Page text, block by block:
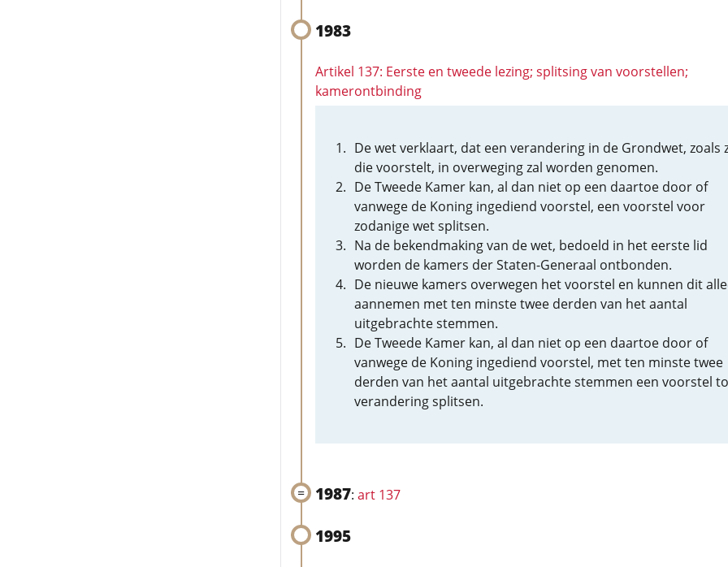
1983
Artikel 137: Eerste en tweede lezing; splitsing van voorstellen;
kamerontbinding
De wet verklaart, dat een verandering in de Grondwet, zoals
die voorstelt, in overweging zal worden genomen.
De Tweede Kamer kan, al dan niet op een daartoe door of
vanwege de Koning ingediend voorstel, een voorstel voor
zodanige wet splitsen.
Na de bekendmaking van de wet, bedoeld in het eerste lid
worden de kamers der Staten-Generaal ontbonden.
De nieuwe kamers overwegen het voorstel en kunnen dit
aannemen met ten minste twee derden van het aantal
uitgebrachte stemmen.
De Tweede Kamer kan, al dan niet op een daartoe door of
vanwege de Koning ingediend voorstel, met ten minste twee
derden van het aantal uitgebrachte stemmen een voorstel
verandering splitsen.
1987: art 137
1995